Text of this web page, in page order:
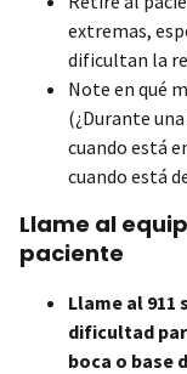
extremas,
dificultan la
Note en qué
(¿Durante
cuando está
cuando está
Llame al
paciente
Llame al 911
dificultad
boca o base